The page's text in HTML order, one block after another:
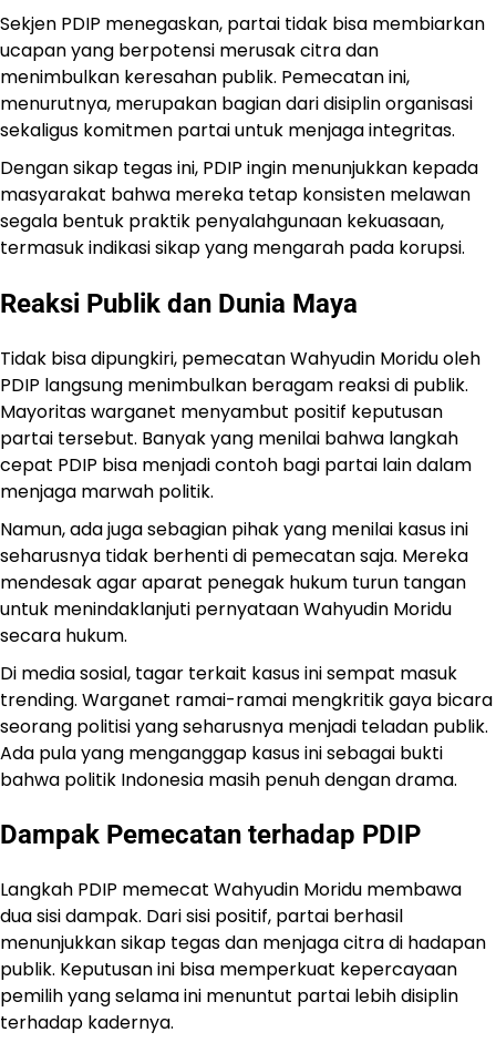
Sekjen PDIP menegaskan, partai tidak bisa membiarkan
ucapan yang berpotensi merusak citra dan
menimbulkan keresahan publik. Pemecatan ini,
menurutnya, merupakan bagian dari disiplin organisasi
sekaligus komitmen partai untuk menjaga integritas.
Dengan sikap tegas ini, PDIP ingin menunjukkan kepada
masyarakat bahwa mereka tetap konsisten melawan
segala bentuk praktik penyalahgunaan kekuasaan,
termasuk indikasi sikap yang mengarah pada korupsi.
Reaksi Publik dan Dunia Maya
Tidak bisa dipungkiri, pemecatan Wahyudin Moridu oleh
PDIP langsung menimbulkan beragam reaksi di publik.
Mayoritas warganet menyambut positif keputusan
partai tersebut. Banyak yang menilai bahwa langkah
cepat PDIP bisa menjadi contoh bagi partai lain dalam
menjaga marwah politik.
Namun, ada juga sebagian pihak yang menilai kasus ini
seharusnya tidak berhenti di pemecatan saja. Mereka
mendesak agar aparat penegak hukum turun tangan
untuk menindaklanjuti pernyataan Wahyudin Moridu
secara hukum.
Di media sosial, tagar terkait kasus ini sempat masuk
trending. Warganet ramai-ramai mengkritik gaya bicara
seorang politisi yang seharusnya menjadi teladan publik.
Ada pula yang menganggap kasus ini sebagai bukti
bahwa politik Indonesia masih penuh dengan drama.
Dampak Pemecatan terhadap PDIP
Langkah PDIP memecat Wahyudin Moridu membawa
dua sisi dampak. Dari sisi positif, partai berhasil
menunjukkan sikap tegas dan menjaga citra di hadapan
publik. Keputusan ini bisa memperkuat kepercayaan
pemilih yang selama ini menuntut partai lebih disiplin
terhadap kadernya.